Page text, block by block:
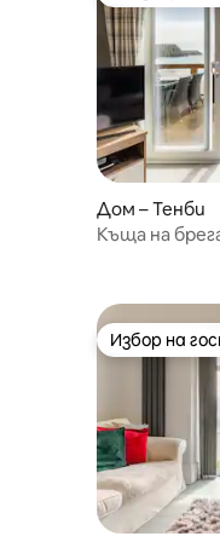
Дом – Тенби
Къща на
Избор на
Избор на